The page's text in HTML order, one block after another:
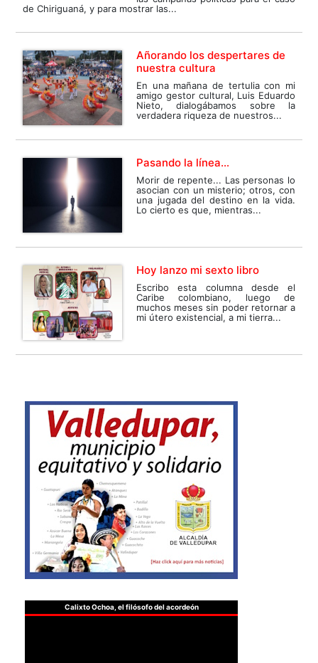
de Chiriguaná, y para mostrar las...
Añorando los despertares de
nuestra cultura
En una mañana de tertulia con mi
amigo gestor cultural, Luis Eduardo
Nieto, dialogábamos sobre la
verdadera riqueza de nuestros...
Pasando la línea…
Morir de repente... Las personas lo
asocian con un misterio; otros, con
una jugada del destino en la vida.
Lo cierto es que, mientras...
Hoy lanzo mi sexto libro
Escribo esta columna desde el
Caribe colombiano, luego de
muchos meses sin poder retornar a
mi útero existencial, a mi tierra...
Calixto Ochoa, el filósofo del acordeón